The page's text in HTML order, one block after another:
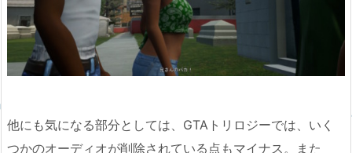
他にも気になる部分としては、GTAトリロジーでは、いく
つかのオーディオが削除されている点もマイナス。また